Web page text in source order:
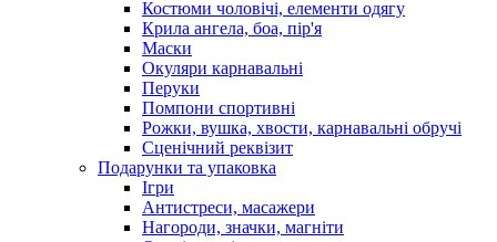
Костюми чоловічі, елементи одягу
Крила ангела, боа, пір'я
Маски
Окуляри карнавальні
Перуки
Помпони спортивні
Рожки, вушка, хвости, карнавальні обручі
Сценічний реквізит
Подарунки та упаковка
Ігри
Антистреси, масажери
Нагороди, значки, магніти